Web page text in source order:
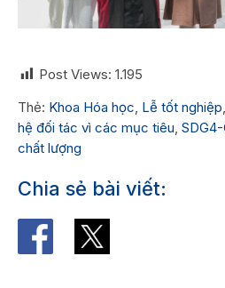
Post Views: 1.195
Thẻ: Khoa Hóa học, Lễ tốt nghiệp,
hệ đối tác vì các mục tiêu,
chất lượng
Chia sẻ bài viết: